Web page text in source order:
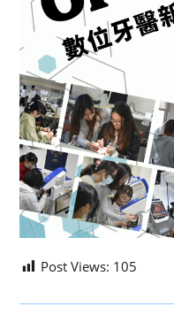
Post Views: 105